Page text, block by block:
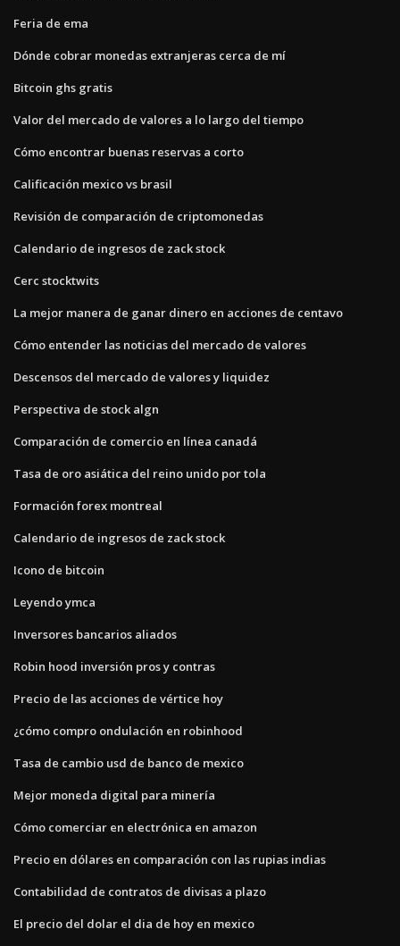
Feria de ema
Dónde cobrar monedas extranjeras cerca de mí
Bitcoin ghs gratis
Valor del mercado de valores a lo largo del tiempo
Cómo encontrar buenas reservas a corto
Calificación mexico vs brasil
Revisión de comparación de criptomonedas
Calendario de ingresos de zack stock
Cerc stocktwits
La mejor manera de ganar dinero en acciones de centavo
Cómo entender las noticias del mercado de valores
Descensos del mercado de valores y liquidez
Perspectiva de stock algn
Comparación de comercio en línea canadá
Tasa de oro asiática del reino unido por tola
Formación forex montreal
Calendario de ingresos de zack stock
Icono de bitcoin
Leyendo ymca
Inversores bancarios aliados
Robin hood inversión pros y contras
Precio de las acciones de vértice hoy
¿cómo compro ondulación en robinhood
Tasa de cambio usd de banco de mexico
Mejor moneda digital para minería
Cómo comerciar en electrónica en amazon
Precio en dólares en comparación con las rupias indias
Contabilidad de contratos de divisas a plazo
El precio del dolar el dia de hoy en mexico